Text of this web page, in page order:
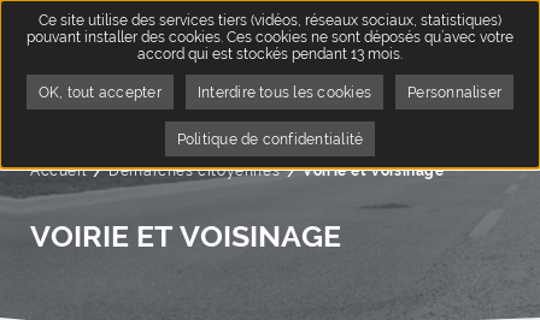
Accueil Démarches citoyennes Page active :
Voirie et voisinage
VOIRIE ET VOISINAGE
Ce site utilise des services tiers (vidéos, réseaux sociaux, statistiques)
pouvant installer des cookies. Ces cookies ne sont déposés qu’avec votre
accord qui est stockés pendant 13 mois.
OK, tout accepter Interdire tous les cookies Personnaliser
Politique de confidentialité